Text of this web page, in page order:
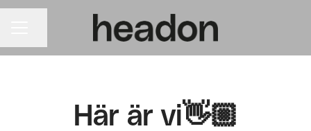
Här är vi👋🏼